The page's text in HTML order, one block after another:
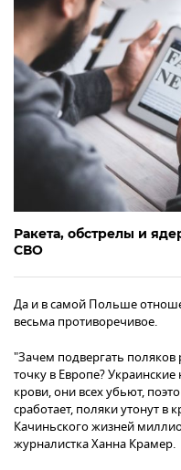
Ракета, обстрелы и
СВО
Да и в самой Польше
весьма противоречивое.
"Зачем подвергать поляков
точку в Европе?
крови, они всех убьют,
сработает, поляки утонут в
Качиньского жизней
журналистка Ханна Крамер.